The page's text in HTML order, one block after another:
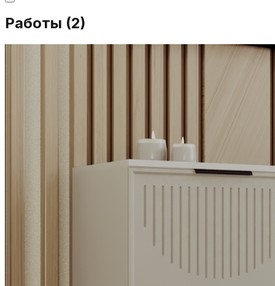
Работы (2)